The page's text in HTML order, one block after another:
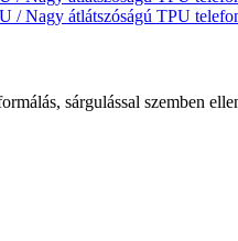
sárgulással szemben